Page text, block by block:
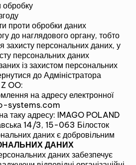
обробку
проти обробки даних
до наглядового органу, тобто
захисту персональних даних, у
персональних даних
із захистом персональних
до Адміністратора
OO:
на адресу електронної
systems.com
таку адресу: IMAGO POLAND
14/3, 15-063 Білосток
даних є добровільним
ДАНИХ
даних забезпечує